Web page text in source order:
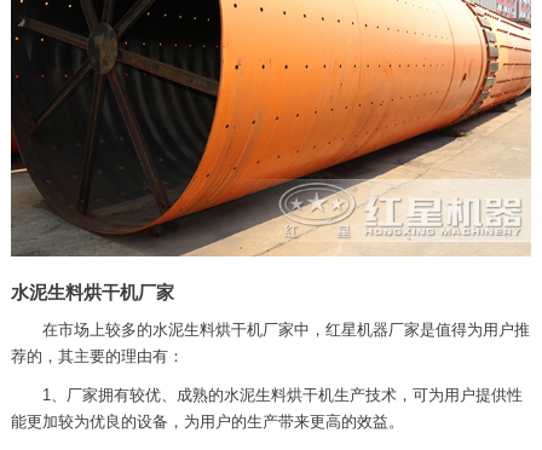
水泥生料烘干机厂家
在市场上较多的水泥生料烘干机厂家中，红星机器厂家是值得为用户推
荐的，其主要的理由有：
1、厂家拥有较优、成熟的水泥生料烘干机生产技术，可为用户提供性
能更加较为优良的设备，为用户的生产带来更高的效益。